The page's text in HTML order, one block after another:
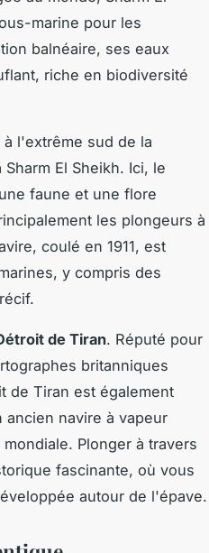
marine pour les
balnéaire, ses eaux
riche en biodiversité
l'extrême sud de la
El Sheikh. Ici, le
faune et une flore
les plongeurs à
coulé en 1911, est
y compris des
de Tiran. Réputé pour
britanniques
de Tiran est également
ancien navire à vapeur
Plonger à travers
fascinante, où vous
autour de l'épave.